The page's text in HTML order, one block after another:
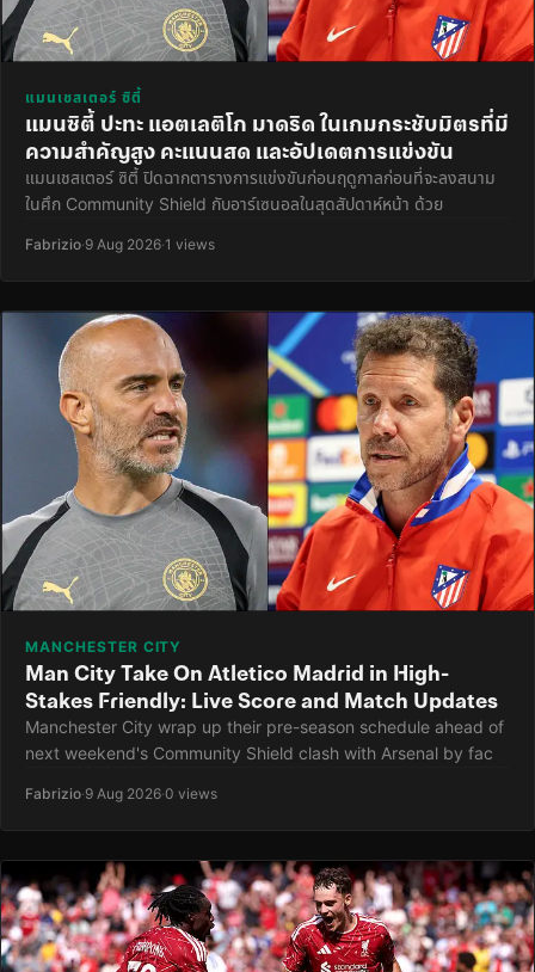
แมนเชสเตอร์ ซิตี้
แมนซิตี้ ปะทะ แอตเลติโก มาดริด ในเกมกระชับมิตรที่มี
ความสำคัญสูง คะแนนสด และอัปเดตการแข่งขัน
แมนเชสเตอร์ ซิตี้ ปิดฉากตารางการแข่งขันก่อนฤดูกาลก่อนที่จะลงสนาม
ในศึก Community Shield กับอาร์เซนอลในสุดสัปดาห์หน้า ด้วย
Fabrizio·9 Aug 2026·1 views
MANCHESTER CITY
Man City Take On Atletico Madrid in High-
Stakes Friendly: Live Score and Match Updates
Manchester City wrap up their pre-season schedule ahead of
next weekend's Community Shield clash with Arsenal by fac
Fabrizio·9 Aug 2026·0 views